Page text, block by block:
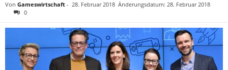
Von Gameswirtschaft - 28. Februar 2018 Änderungsdatum: 28. Februar 2018
0